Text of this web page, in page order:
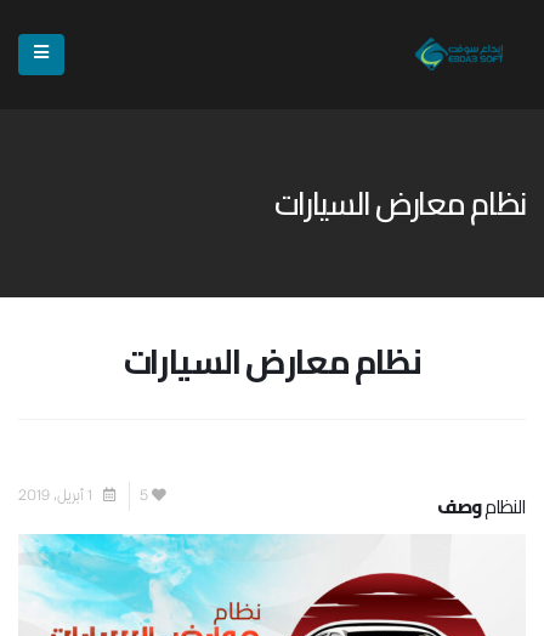
نظام معارض السيارات
نظام معارض السيارات
النظاموصف 5